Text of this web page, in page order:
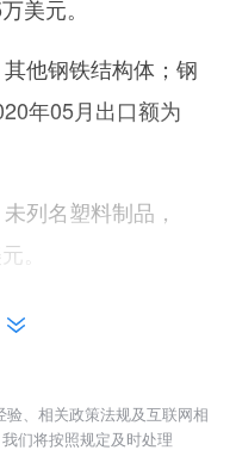
美元。
他钢铁结构体；钢
年05月出口额为
列名塑料制品，
。
列名木家具，2020
、相关政策法规及互联网相
们将按照规定及时处理